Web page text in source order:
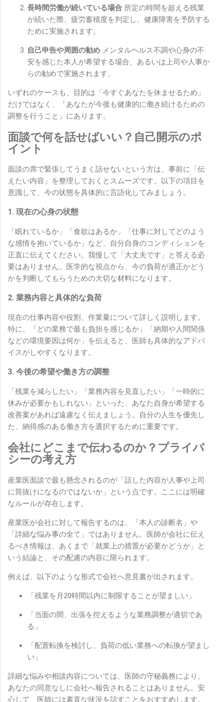
長時間労働が続いている場合 所定の時間を超える残業
が続いた際、疲労蓄積度を判定し、健康障害を予防する
ために実施されます。
自己申告や周囲の勧め メンタルヘルス不調や心身の不
安を感じた本人が希望する場合、あるいは上司や人事か
らの勧めで実施されます。
いずれのケースも、目的は「今すぐあなたを休ませるため」
だけではなく、「あなたが今後も健康的に働き続けるための
調整を行うこと」にあります。
面談で何を話せばいい？自己開示のポ
イント
面談の席で緊張してうまく話せないという方は、事前に「伝
えたい内容」を整理しておくとスムーズです。以下の項目を
意識して、今の状態を具体的に言語化してみましょう。
1. 現在の心身の状態
「眠れているか」「食欲はあるか」「仕事に対してどのよう
な感情を抱いているか」など、自分自身のコンディションを
正直に伝えてください。我慢して「大丈夫です」と答える必
要はありません。医学的な視点から、今の負荷が適正かどう
かを判断してもらうための大切な材料になります。
2. 業務内容と具体的な負荷
現在の仕事内容や役割、作業量について詳しく説明します。
特に、「どの業務で最も負担を感じるか」「納期や人間関係
などの環境要因は何か」を伝えると、医師も具体的なアドバ
イスがしやすくなります。
3. 今後の希望や働き方の調整
「残業を減らしたい」「業務内容を見直したい」「一時的に
休みが必要かもしれない」といった、あなた自身が希望する
改善案があれば遠慮なく伝えましょう。自分の人生を優先し
た、納得感のある働き方を選択するために重要です。
会社にどこまで伝わるのか？プライバ
シーの考え方
産業医面談で最も懸念されるのが「話した内容が人事や上司
に筒抜けになるのではないか」という点です。ここには明確
なルールが存在します。
産業医が会社に対して報告するのは、「本人の診断名」や
「詳細な悩み事の全て」ではありません。医師が会社に伝え
るべき情報は、あくまで「就業上の措置が必要かどうか」と
いう結論と、その配慮の内容に限られます。
例えば、以下のような形式で会社へ意見書が出されます。
「残業を月20時間以内に制限することが望ましい」
「当面の間、出張を控えるような業務調整が適切であ
る」
「配置転換を検討し、負荷の低い業務への転換が望まし
い」
詳細な悩みや相談内容については、医師の守秘義務により、
あなたの同意なしに会社へ報告されることはありません。安
心して、医師には素直な状況を話すことをおすすめします。